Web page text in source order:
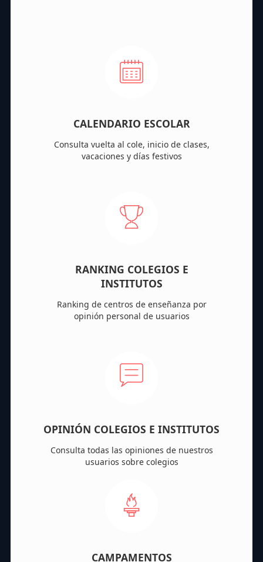
CALENDARIO ESCOLAR
Consulta vuelta al cole, inicio de clases,
vacaciones y días festivos
RANKING COLEGIOS E
INSTITUTOS
Ranking de centros de enseñanza por
opinión personal de usuarios
OPINIÓN COLEGIOS E INSTITUTOS
Consulta todas las opiniones de nuestros
usuarios sobre colegios
CAMPAMENTOS